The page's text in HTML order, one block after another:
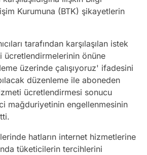
Kurumuna (BTK) şikayetlerin
tarafından karşılaşılan istek
ücretlendirmelerinin önüne
üzerinde çalışıyoruz' ifadesini
düzenleme ile aboneden
ücretlendirmesi sonucu
mağduriyetinin engellenmesinin
hatların internet hizmetlerine
tüketicilerin tercihlerini